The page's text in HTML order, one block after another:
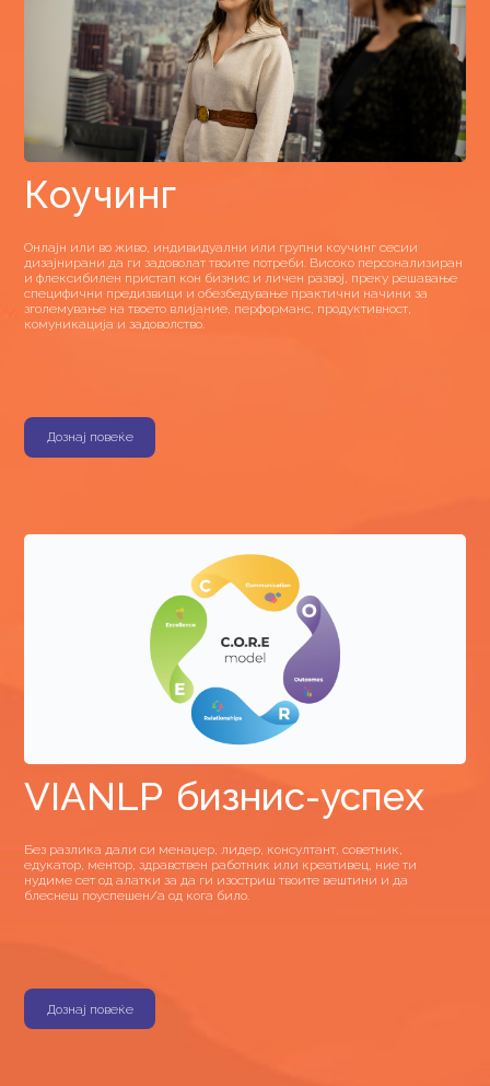
Коучинг
Онлајн или во живо, индивидуални или групни коучинг сесии
дизајнирани да ги задоволат твоите потреби. Високо персонализиран
и флексибилен пристап кон бизнис и личен развој, преку решавање
специфични предизвици и обезбедување практични начини за
зголемување на твоето влијание, перформанс, продуктивност,
комуникација и задоволство.
Дознај повеќе
VIANLP бизнис-успех
Без разлика дали си менаџер, лидер, консултант, советник,
едукатор, ментор, здравствен работник или креативец, ние ти
нудиме сет од алатки за да ги изостриш твоите вештини и да
блеснеш поуспешен/а од кога било.
Дознај повеќе